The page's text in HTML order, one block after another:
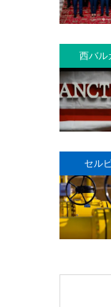
西バル
セル